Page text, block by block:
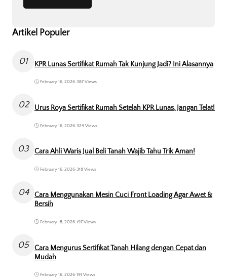
Artikel Populer
01 KPR Lunas Sertifikat Rumah Tak Kunjung Jadi? Ini Alasannya
February 16, 2026•387 Views
02 Urus Roya Sertifikat Rumah Setelah KPR Lunas, Jangan Telat!
February 16, 2026• 324 Views
03 Cara Ahli Waris Jual Beli Tanah Wajib Tahu Trik Aman!
February 16, 2026• 318 Views
04
Cara Menggunakan Mesin Cuci Front Loading Agar Awet &
Bersih
February 18, 2026•197 Views
05
Cara Mengurus Sertifikat Tanah Hilang dengan Cepat dan
Mudah
February 16, 2026•191 Views